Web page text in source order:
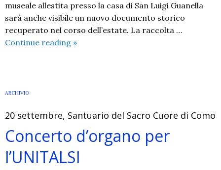
museale allestita presso la casa di San Luigi Guanella
sarà anche visibile un nuovo documento storico
recuperato nel corso dell’estate. La raccolta …
Continue reading Ogni
di
San
Luigi
Guanella
»
ARCHIVIO
20 settembre, Santuario del Sacro Cuore di Como
Concerto d’organo per
l’UNITALSI